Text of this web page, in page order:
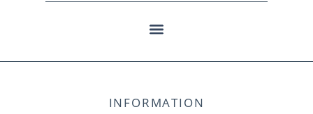
INFORMATION